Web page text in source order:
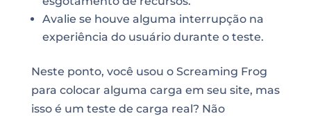
Avalie se houve alguma interrupção na
experiência do usuário durante o teste.
Neste ponto, você usou o Screaming Frog
para colocar alguma carga em seu site, mas
isso é um teste de carga real? Não